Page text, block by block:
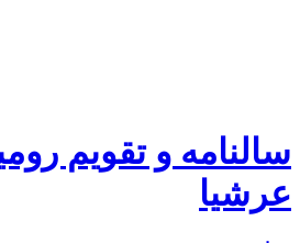
سالنامه و تقویم
عرشیا